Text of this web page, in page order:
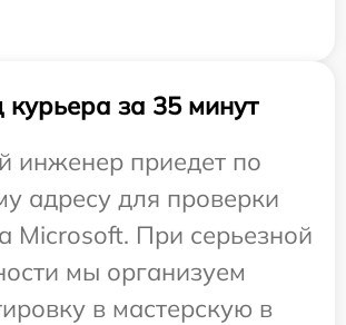
курьера за 35 минут
инженер приедет по
адресу для проверки
Microsoft. При серьезной
мы организуем
в мастерскую в